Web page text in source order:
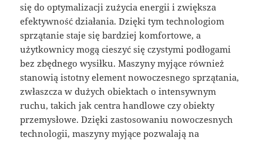
się do optymalizacji zużycia energii i zwiększa
efektywność działania. Dzięki tym technologiom
sprzątanie staje się bardziej komfortowe, a
użytkownicy mogą cieszyć się czystymi podłogami
bez zbędnego wysiłku. Maszyny myjące również
stanowią istotny element nowoczesnego sprzątania,
zwłaszcza w dużych obiektach o intensywnym
ruchu, takich jak centra handlowe czy obiekty
przemysłowe. Dzięki zastosowaniu nowoczesnych
technologii, maszyny myjące pozwalają na